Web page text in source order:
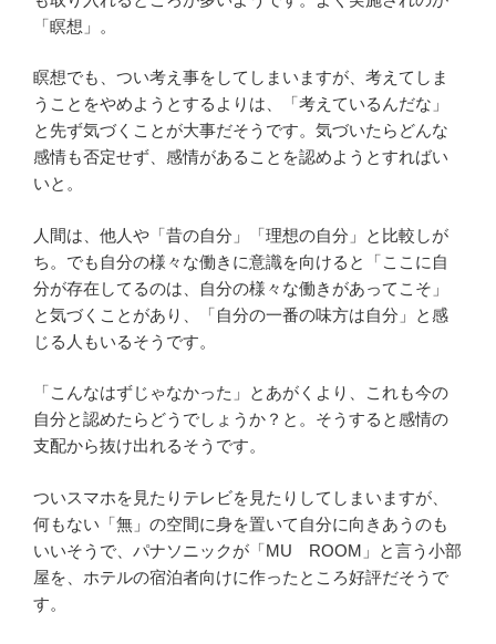
「瞑想」。
瞑想でも、つい考え事をしてしまいますが、考えてしま
うことをやめようとするよりは、「考えているんだな」
と先ず気づくことが大事だそうです。気づいたらどんな
感情も否定せず、感情があることを認めようとすればい
いと。
人間は、他人や「昔の自分」「理想の自分」と比較しが
ち。でも自分の様々な働きに意識を向けると「ここに自
分が存在してるのは、自分の様々な働きがあってこそ」
と気づくことがあり、「自分の一番の味方は自分」と感
じる人もいるそうです。
「こんなはずじゃなかった」とあがくより、これも今の
自分と認めたらどうでしょうか？と。そうすると感情の
支配から抜け出れるそうです。
ついスマホを見たりテレビを見たりしてしまいますが、
何もない「無」の空間に身を置いて自分に向きあうのも
いいそうで、パナソニックが「MU ROOM」と言う小部
屋を、ホテルの宿泊者向けに作ったところ好評だそうで
す。